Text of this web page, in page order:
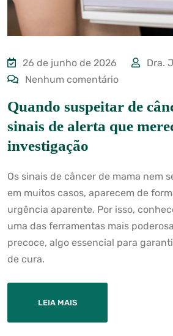
26 de junho de 2026
Dra.
Nenhum comentário
Quando suspeitar de
sinais de alerta que
investigação
Os sinais de câncer de mama nem
em muitos casos, aparecem de
urgência aparente. Por isso,
uma das ferramentas mais
precoce, algo essencial para
de cura.
LEIA MAIS